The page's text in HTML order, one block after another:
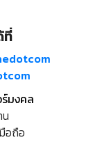
ที่
ร์มงคล
อถือ